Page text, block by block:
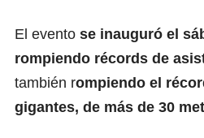
El evento se inauguró el
rompiendo récords de
también rompiendo el
gigantes, de más de 30